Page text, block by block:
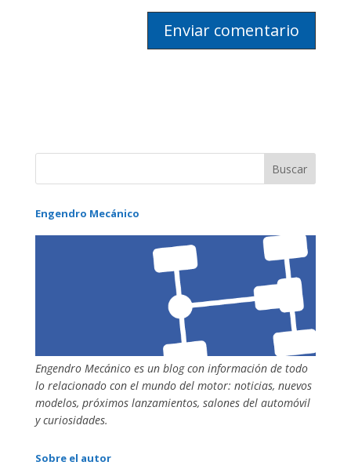
Engendro Mecánico
Engendro Mecánico es un blog con información de todo
lo relacionado con el mundo del motor: noticias, nuevos
modelos, próximos lanzamientos, salones del automóvil
y curiosidades.
Sobre el autor